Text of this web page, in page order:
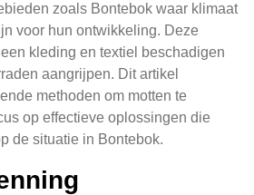
zoals Bontebok waar klimaat
voor hun ontwikkeling. Deze
kleding en textiel beschadigen
aangrijpen. Dit artikel
methoden om motten te
op effectieve oplossingen die
de situatie in Bontebok.